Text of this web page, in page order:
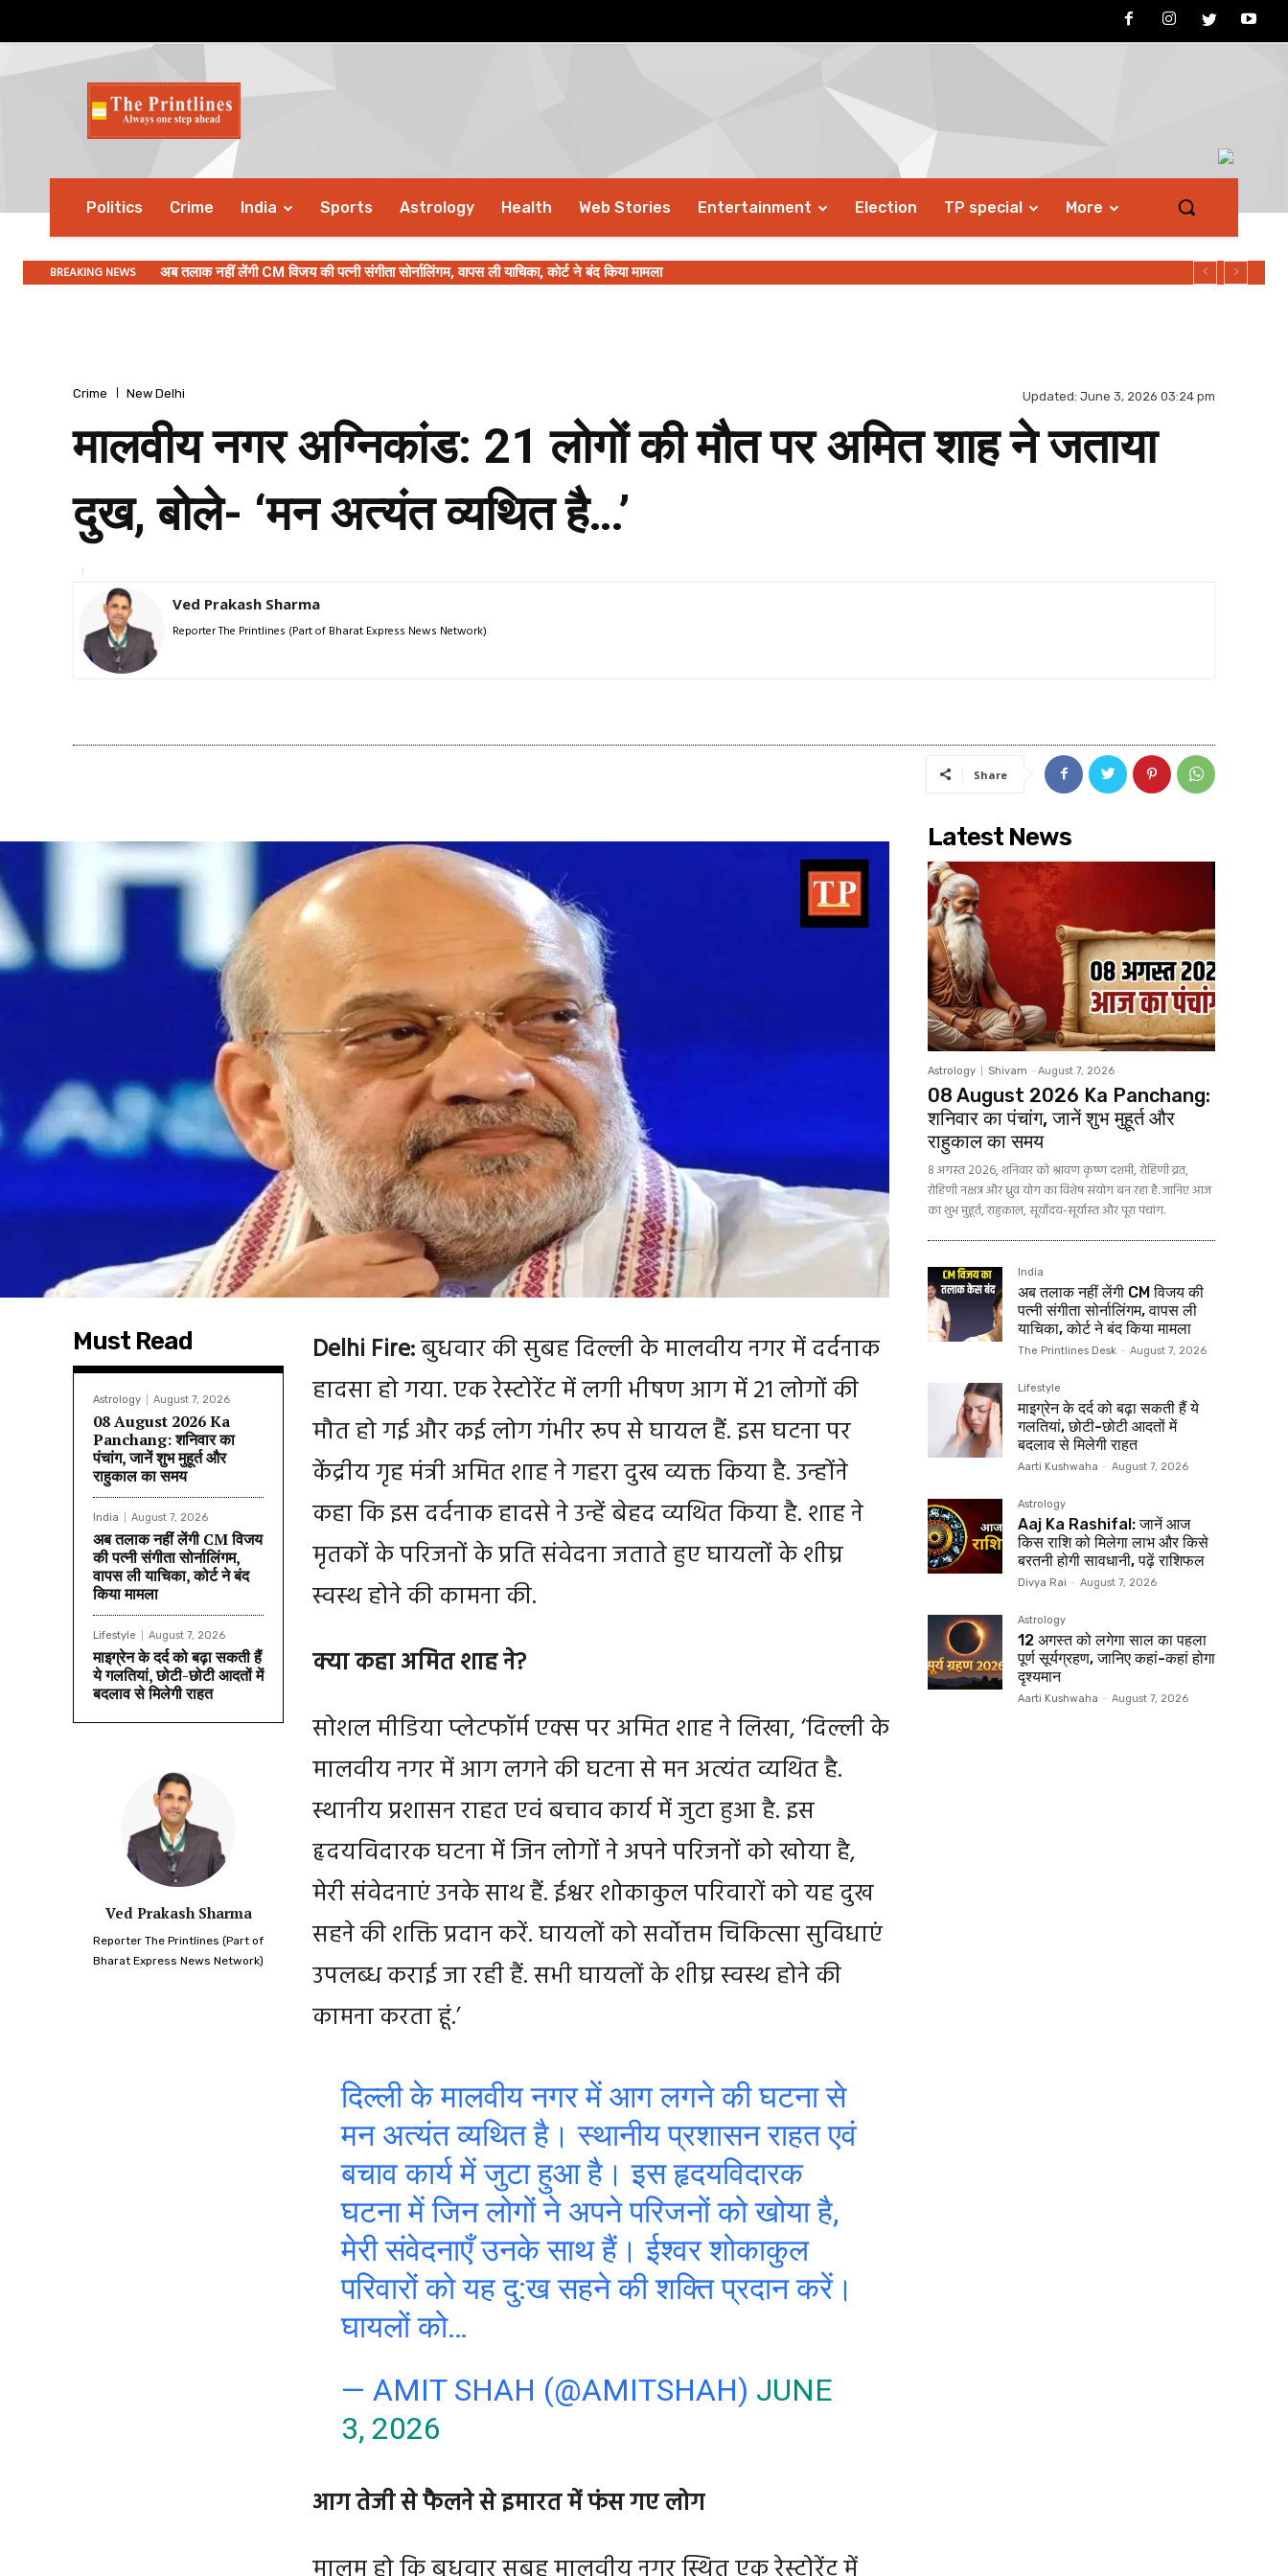
Politics Crime India Sports Astrology Health Web Stories Entertainment Election TP special More
BREAKING NEWS अब तलाक नहीं लेंगी CM विजय की पत्नी संगीता सोर्नालिंगम, वापस ली याचिका, कोर्ट ने बंद किया मामला
माइग्रेन के दर्द को बढ़ा सकती हैं ये गलतियां, छोटी-छोटी आदतों में बदलाव से मिलेगी राहत
Crime New Delhi Updated: June 3, 2026 03:24 pm
मालवीय नगर अग्निकांड: 21 लोगों की मौत पर अमित शाह ने जताया
दुख, बोले- ‘मन अत्यंत व्यथित है…’
Ved Prakash Sharma
Reporter The Printlines (Part of Bharat Express News Network)
Share
Must Read
Astrology August 7, 2026
08 August 2026 Ka
Panchang: शनिवार का
पंचांग, जानें शुभ मुहूर्त और
राहुकाल का समय
India August 7, 2026
अब तलाक नहीं लेंगी CM विजय
की पत्नी संगीता सोर्नालिंगम,
वापस ली याचिका, कोर्ट ने बंद
किया मामला
Lifestyle August 7, 2026
माइग्रेन के दर्द को बढ़ा सकती हैं
ये गलतियां, छोटी-छोटी आदतों में
बदलाव से मिलेगी राहत
Ved Prakash Sharma
Reporter The Printlines (Part of
Bharat Express News Network)
Delhi Fire:बुधवार की सुबह दिल्ली के मालवीय नगर में दर्दनाक
हादसा हो गया. एक रेस्टोरेंट में लगी भीषण आग में 21 लोगों की
मौत हो गई और कई लोग गंभीर रूप से घायल हैं. इस घटना पर
केंद्रीय गृह मंत्री अमित शाह ने गहरा दुख व्यक्त किया है. उन्होंने
कहा कि इस दर्दनाक हादसे ने उन्हें बेहद व्यथित किया है. शाह ने
मृतकों के परिजनों के प्रति संवेदना जताते हुए घायलों के शीघ्र
स्वस्थ होने की कामना की.
क्या कहा अमित शाह ने?
सोशल मीडिया प्लेटफॉर्म एक्स पर अमित शाह ने लिखा, ‘दिल्ली के
मालवीय नगर में आग लगने की घटना से मन अत्यंत व्यथित है.
स्थानीय प्रशासन राहत एवं बचाव कार्य में जुटा हुआ है. इस
हृदयविदारक घटना में जिन लोगों ने अपने परिजनों को खोया है,
मेरी संवेदनाएं उनके साथ हैं. ईश्वर शोकाकुल परिवारों को यह दुख
सहने की शक्ति प्रदान करें. घायलों को सर्वोत्तम चिकित्सा सुविधाएं
उपलब्ध कराई जा रही हैं. सभी घायलों के शीघ्र स्वस्थ होने की
कामना करता हूं.’
दिल्ली के मालवीय नगर में आग लगने की घटना से
मन अत्यंत व्यथित है। स्थानीय प्रशासन राहत एवं
बचाव कार्य में जुटा हुआ है। इस हृदयविदारक
घटना में जिन लोगों ने अपने परिजनों को खोया है,
मेरी संवेदनाएँ उनके साथ हैं। ईश्वर शोकाकुल
परिवारों को यह दु:ख सहने की शक्ति प्रदान करें।
घायलों को…
— AMIT SHAH (@AMITSHAH) JUNE
3, 2026
आग तेजी से फैलने से इमारत में फंस गए लोग
Latest News
Astrology Shivam - August 7, 2026
08 August 2026 Ka Panchang:
शनिवार का पंचांग, जानें शुभ मुहूर्त और
राहुकाल का समय
8 अगस्त 2026, शनिवार को श्रावण कृष्ण दशमी, रोहिणी व्रत,
रोहिणी नक्षत्र और ध्रुव योग का विशेष संयोग बन रहा है. जानिए आज
का शुभ मुहूर्त, राहुकाल, सूर्योदय-सूर्यास्त और पूरा पंचांग.
India
अब तलाक नहीं लेंगी CM विजय की
पत्नी संगीता सोर्नालिंगम, वापस ली
याचिका, कोर्ट ने बंद किया मामला
The Printlines Desk - August 7, 2026
Lifestyle
माइग्रेन के दर्द को बढ़ा सकती हैं ये
गलतियां, छोटी-छोटी आदतों में
बदलाव से मिलेगी राहत
Aarti Kushwaha - August 7, 2026
Astrology
Aaj Ka Rashifal: जानें आज
किस राशि को मिलेगा लाभ और किसे
बरतनी होगी सावधानी, पढ़ें राशिफल
Divya Rai - August 7, 2026
Astrology
12 अगस्त को लगेगा साल का पहला
पूर्ण सूर्यग्रहण, जानिए कहां-कहां होगा
दृश्यमान
Aarti Kushwaha - August 7, 2026